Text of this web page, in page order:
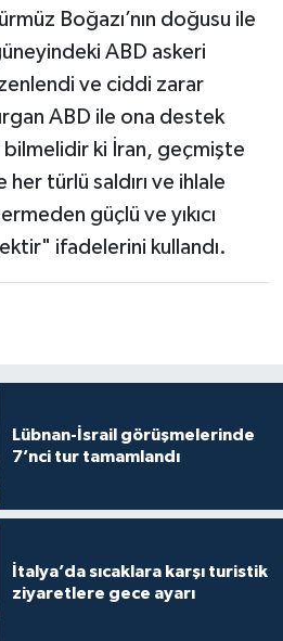
Boğazı’nın doğusu ile
ABD askeri
ve ciddi zarar
ABD ile ona destek
bilmelidir ki İran, geçmişte
türlü saldırı ve ihlale
güçlü ve yıkıcı
ifadelerini kullandı.
Lübnan-İsrail görüşmelerinde
7’nci tur tamamlandı
İtalya’da sıcaklara karşı turistik
ziyaretlere gece ayarı